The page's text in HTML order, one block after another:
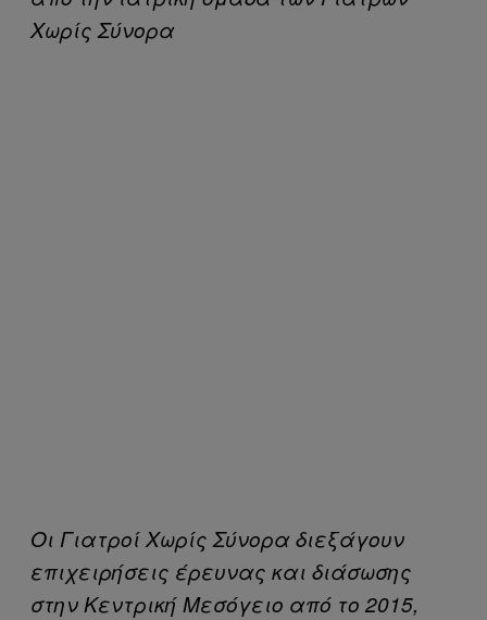
Χωρίς Σύνορα
Οι Γιατροί Χωρίς Σύνορα διεξάγουν
επιχειρήσεις έρευνας και διάσωσης
στην Κεντρική Μεσόγειο από το 2015,